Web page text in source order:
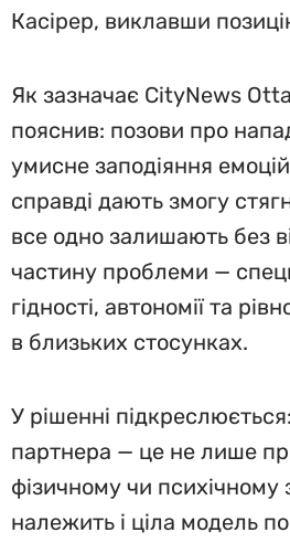
Касірер, виклавши
Як зазначає CityNews
пояснив: позови про
умисне заподіяння
справді дають змогу
все одно залишають без
частину проблеми —
гідності, автономії та
в близьких стосунках.
У рішенні
партнера — це не лише
фізичному чи
належить і ціла модель